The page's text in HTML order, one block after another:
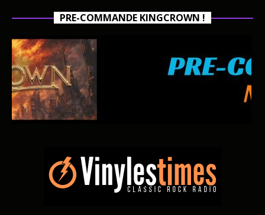
PRE-COMMANDE KINGCROWN !